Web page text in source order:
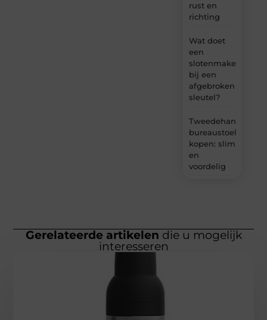
rust en
richting
Wat doet
een
slotenmaker
bij een
afgebroken
sleutel?
Tweedehands
bureaustoel
kopen: slim
en
voordelig
Gerelateerde artikelen die u mogelijk
interesseren